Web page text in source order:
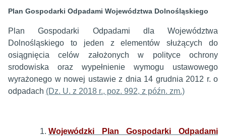
Plan Gospodarki Odpadami Województwa Dolnośląskiego
Plan Gospodarki Odpadami dla Województwa
Dolnośląskiego to jeden z elementów służących do
osiągnięcia celów założonych w polityce ochrony
srodowiska oraz wypełnienie wymogu ustawowego
wyrażonego w nowej ustawie z dnia 14 grudnia 2012 r. o
odpadach (Dz. U. z 2018 r., poz. 992, z późn. zm.)
Wojewódzki Plan Gospodarki Odpadami